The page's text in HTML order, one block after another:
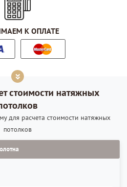
К ОПЛАТЕ
стоимости натяжных
для расчета стоимости натяжных
потолков